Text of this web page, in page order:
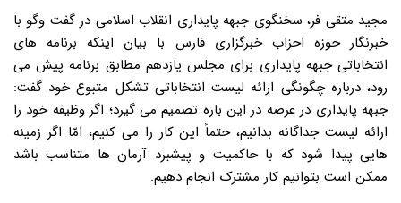
مجید متقی فر، سخنگوی جبهه پایداری انقلاب اسلامی در گفت وگو با
خبرنگار حوزه احزاب خبرگزاری فارس با بیان اینکه برنامه های
انتخاباتی جبهه پایداری برای مجلس یازدهم مطابق برنامه پیش می
رود، درباره چگونگی ارائه لیست انتخاباتی تشکل متبوع خود گفت:
جبهه پایداری در عرصه در این باره تصمیم می گیرد؛ اگر وظیفه خود را
ارائه لیست جداگانه بدانیم، حتماً این کار را می کنیم، امّا اگر زمینه
هایی پیدا شود که با حاکمیت و پیشبرد آرمان ها متناسب باشد
ممکن است بتوانیم کار مشترک انجام دهیم.